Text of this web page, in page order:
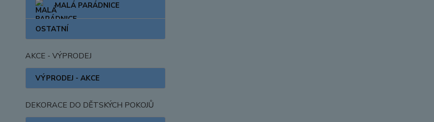
MALÁ PARÁDNICE
OSTATNÍ
AKCE - VÝPRODEJ
VÝPRODEJ - AKCE
DEKORACE DO DĚTSKÝCH POKOJŮ